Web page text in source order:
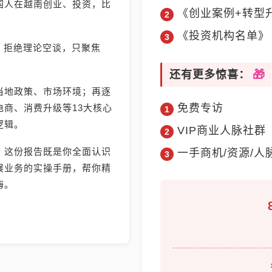
在越南创业、投资，比
绝理论空谈，只聚焦
政策、市场环境；再逐
、消费升级等13大核心
。
份报告既是你全面认识
务的实操手册，帮你精
《创业案例+转
《投资机构名单》
还有更多惊喜：
免费专访
VIP商业人脉社群
一手商机/资源/人